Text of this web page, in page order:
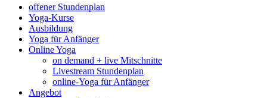
offener Stundenplan
Yoga-Kurse
Ausbildung
Yoga für Anfänger
Online Yoga
on demand + live Mitschnitte
Livestream Stundenplan
online-Yoga für Anfänger
Angebot